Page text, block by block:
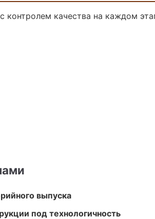
контролем качества на каждом
выпуска
под технологичность